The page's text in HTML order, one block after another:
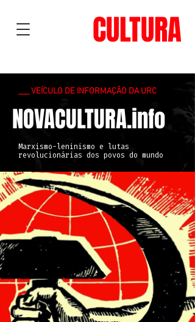
CULTURA
___ VEÍCULO DE INFORMAÇÃO DA URC
NOVACULTURA.info
Marxismo-leninismo e lutas
revolucionárias dos povos do mundo